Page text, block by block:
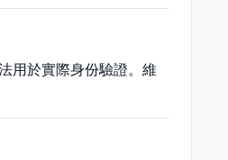
用於實際身份驗證。維